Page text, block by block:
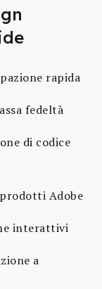
rapida
fedeltà
di codice
Adobe
interattivi
a